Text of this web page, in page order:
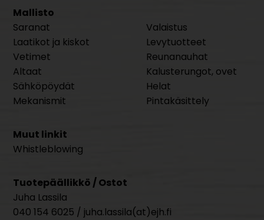
Mallisto
Saranat
Laatikot ja kiskot
Vetimet
Altaat
Sähköpöydät
Mekanismit
Valaistus
Levytuotteet
Reunanauhat
Kalusterungot, ovet
Helat
Pintakäsittely
Muut linkit
Whistleblowing
Tuotepäällikkö / Ostot
Juha Lassila
040 154 6025 / juha.lassila(at)ejh.fi